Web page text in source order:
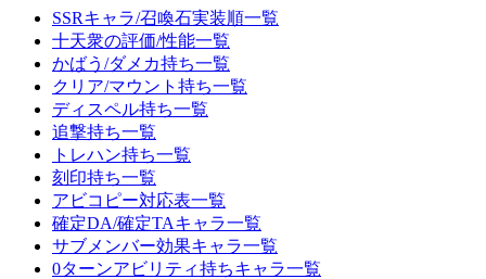
SSRキャラ/召喚石実装順一覧
十天衆の評価/性能一覧
かばう/ダメカ持ち一覧
クリア/マウント持ち一覧
ディスペル持ち一覧
追撃持ち一覧
トレハン持ち一覧
刻印持ち一覧
アビコピー対応表一覧
確定DA/確定TAキャラ一覧
サブメンバー効果キャラ一覧
0ターンアビリティ持ちキャラ一覧